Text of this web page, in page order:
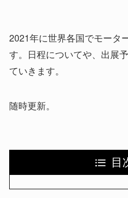
2021年に世界各国でモータ
す。日程についてや、出展
ていきます。
随時更新。
目